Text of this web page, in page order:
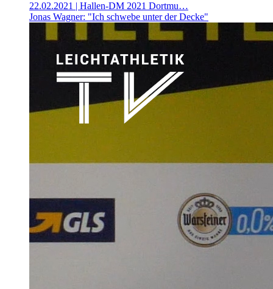
22.02.2021 | Hallen-DM 2021 Dortmu…
Jonas Wagner: "Ich schwebe unter der Decke"